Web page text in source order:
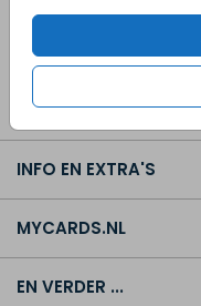
KAARTEN MAKEN
INFO EN EXTRA'S
MYCARDS.NL
EN VERDER ...